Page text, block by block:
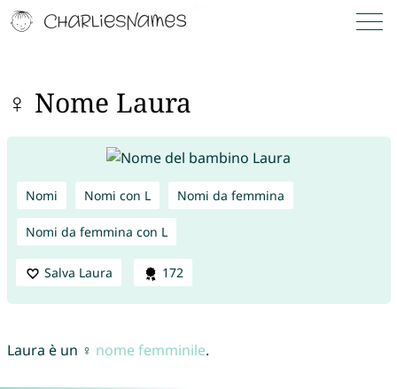
♀ Nome Laura
Nomi Nomi con L Nomi da femmina
Nomi da femmina con L
Salva Laura 172
Laura è un ♀ nome femminile.